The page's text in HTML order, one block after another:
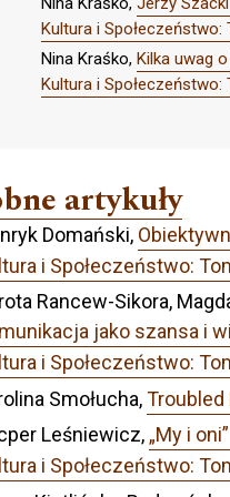
Kultura i Społeczeństwo:
Nina Kraśko, Kilka uwag
Kultura i Społeczeństwo:
artykuły
Domański,
i Społeczeństwo:
Rancew-Sikora,
jako szansa i
i Społeczeństwo:
Smołucha,Troubled
Leśniewicz, „My i
i Społeczeństwo: